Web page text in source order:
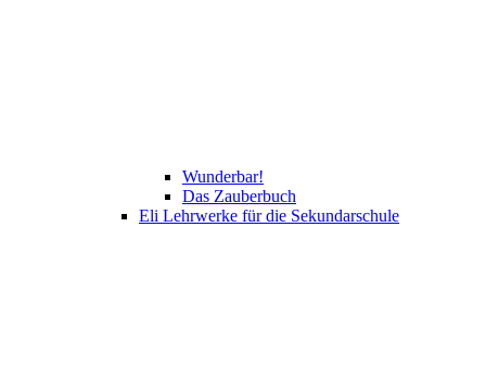
Wunderbar!
Das Zauberbuch
Eli Lehrwerke für die Sekundarschule